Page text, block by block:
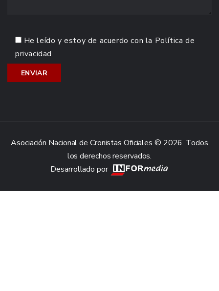
He leído y estoy de acuerdo con la Política de
privacidad
Asociación Nacional de Cronistas Oficiales © 2026. Todos
los derechos reservados.
Desarrollado por